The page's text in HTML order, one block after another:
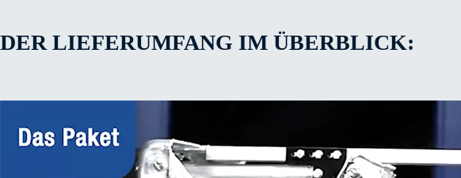
DER LIEFERUMFANG IM ÜBERBLICK: